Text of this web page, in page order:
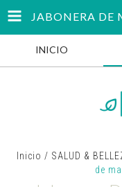
INICIO
Inicio / SALUD &
de